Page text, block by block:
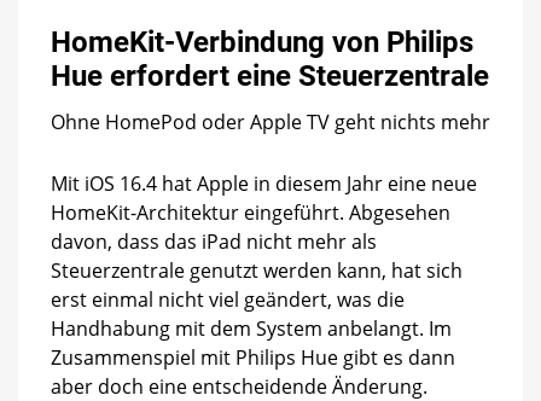
Philips
Hue
erfordert
Steuerzentrale
HomeKit-Verbindung von Philips
Hue erfordert eine Steuerzentrale
Ohne HomePod oder Apple TV geht nichts mehr
Mit iOS 16.4 hat Apple in diesem Jahr eine neue
HomeKit-Architektur eingeführt. Abgesehen
davon, dass das iPad nicht mehr als
Steuerzentrale genutzt werden kann, hat sich
erst einmal nicht viel geändert, was die
Handhabung mit dem System anbelangt. Im
Zusammenspiel mit Philips Hue gibt es dann
aber doch eine entscheidende Änderung.